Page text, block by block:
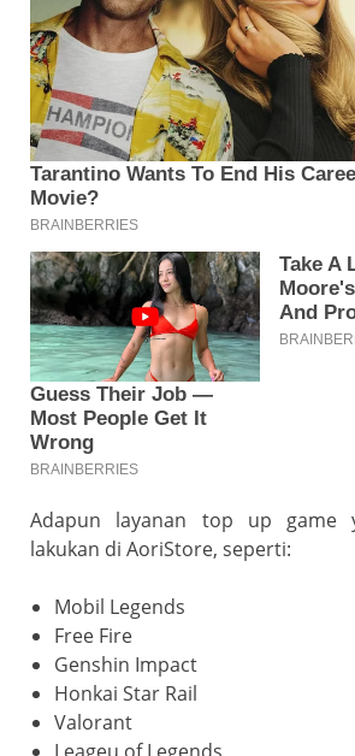
Adapun layanan top up game
lakukan di AoriStore, seperti:
Mobil Legends
Free Fire
Genshin Impact
Honkai Star Rail
Valorant